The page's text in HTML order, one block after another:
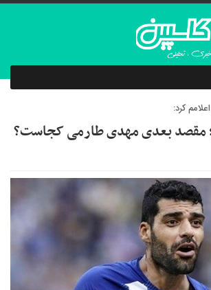
کرد:
مقصد بعدی مهدی طارمی کجاست؟